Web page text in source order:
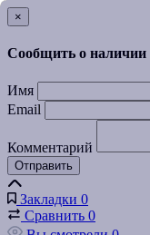
×
Сообщить о наличии
Имя
Email
Комментарий
Отправить
Закладки 0
Сравнить 0